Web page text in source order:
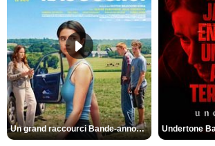
Un grand raccourci Bande-annonce VF